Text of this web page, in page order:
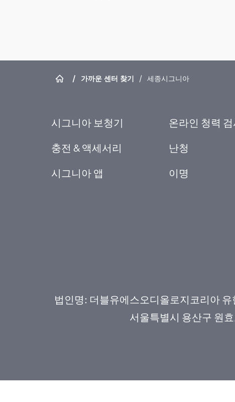
/ 가까운 센터 찾기 / 세종시그니아
시그니아 보청기
충전 & 액세서리
시그니아 앱
온라인 청력
난청
이명
법인명: 더블유에스오디올로지코리아
서울특별시 용산구 원